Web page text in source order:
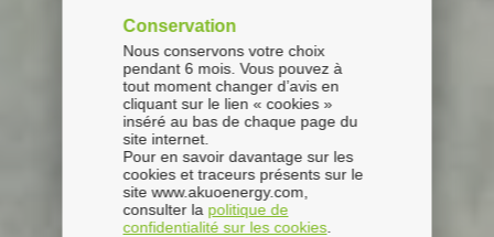
Conservation
Nous conservons votre choix
pendant 6 mois. Vous pouvez à
tout moment changer d’avis en
cliquant sur le lien « cookies »
inséré au bas de chaque page du
site internet.
Pour en savoir davantage sur les
cookies et traceurs présents sur le
site www.akuoenergy.com,
consulter la politique de
confidentialité sur les cookies.